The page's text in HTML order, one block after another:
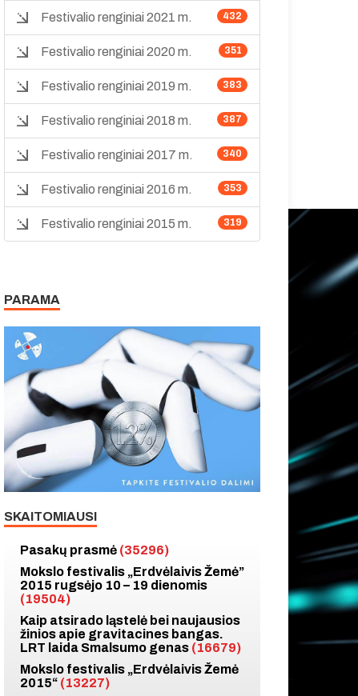
432
Festivalio renginiai 2021 m.
351
Festivalio renginiai 2020 m.
383
Festivalio renginiai 2019 m.
387
Festivalio renginiai 2018 m.
340
Festivalio renginiai 2017 m.
353
Festivalio renginiai 2016 m.
319
Festivalio renginiai 2015 m.
PARAMA
SKAITOMIAUSI
Pasakų prasmė (35296)
Mokslo festivalis „Erdvėlaivis Žemė”
2015 rugsėjo 10 – 19 dienomis
(19504)
Kaip atsirado ląstelė bei naujausios
žinios apie gravitacines bangas.
LRT laida Smalsumo genas (16679)
Mokslo festivalis „Erdvėlaivis Žemė
2015“ (13227)